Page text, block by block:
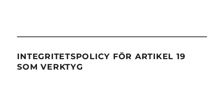
INTEGRITETSPOLICY FÖR ARTIKEL 19
SOM VERKTYG